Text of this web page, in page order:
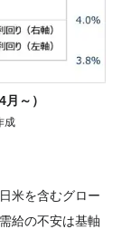
～）
成
米を含むグロー
給の不安は基軸